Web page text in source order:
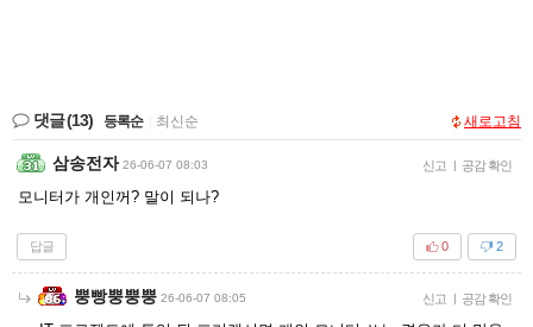
댓글(13) 등록순 최신순 새로고침
삼송전자 26-06-07 08:03 신고 | 공감 확인
모니터가 개인꺼? 말이 되나?
답글 2
0
뿡빵뿡뿡뿡 26-06-07 08:05 신고 | 공감 확인